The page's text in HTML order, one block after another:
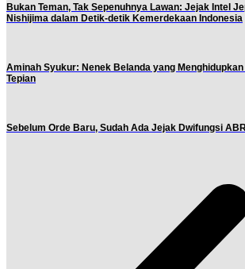
Bukan Teman, Tak Sepenuhnya Lawan: Jejak Intel
Nishijima dalam Detik-detik Kemerdekaan Indonesia
Aminah Syukur: Nenek Belanda yang
Tepian
Sebelum Orde Baru, Sudah Ada Jejak Dwifungsi